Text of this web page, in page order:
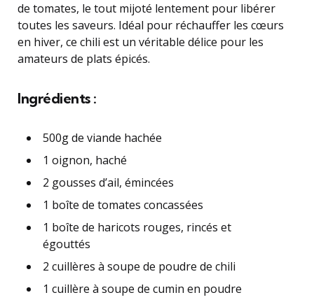
de tomates, le tout mijoté lentement pour libérer
toutes les saveurs. Idéal pour réchauffer les cœurs
en hiver, ce chili est un véritable délice pour les
amateurs de plats épicés.
Ingrédients :
500g de viande hachée
1 oignon, haché
2 gousses d’ail, émincées
1 boîte de tomates concassées
1 boîte de haricots rouges, rincés et
égouttés
2 cuillères à soupe de poudre de chili
1 cuillère à soupe de cumin en poudre